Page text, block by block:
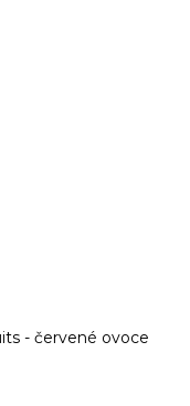
- červené ovoce